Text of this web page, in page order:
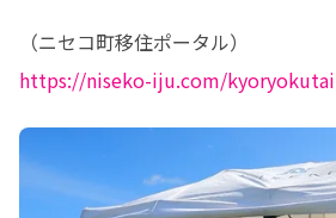
https://niseko-iju.com/kyoryokutai